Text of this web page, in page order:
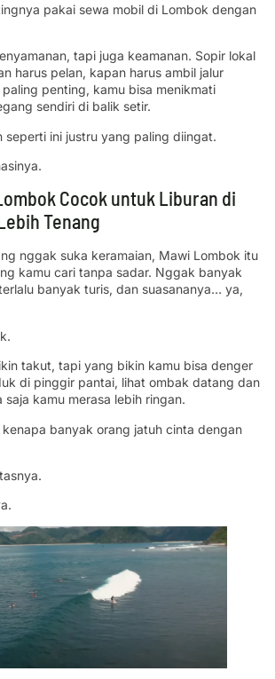
pakai sewa mobil di Lombok dengan
tapi juga keamanan. Sopir lokal
harus pelan, kapan harus ambil jalur
penting, kamu bisa menikmati
sendiri di balik setir.
seperti ini justru yang paling diingat.
Cocok untuk Liburan di
Tenang
nggak suka keramaian, Mawi Lombok itu
kamu cari tanpa sadar. Nggak banyak
banyak turis, dan suasananya… ya,
takut, tapi yang bikin kamu bisa denger
di pinggir pantai, lihat ombak datang dan
kamu merasa lebih ringan.
banyak orang jatuh cinta dengan